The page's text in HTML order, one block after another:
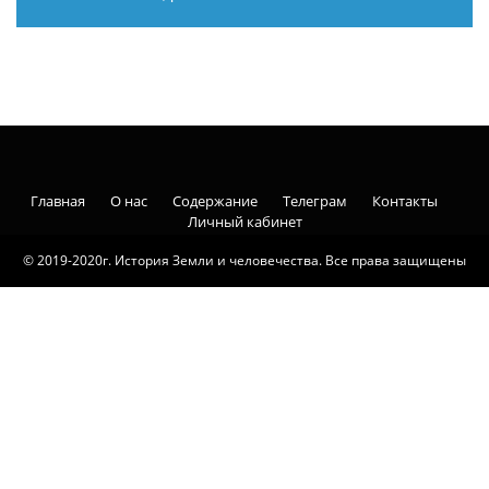
© 2019-2020г. История Земли и человечества. Все права защищены
Главная О нас Содержание Телеграм
Контакты
Личный кабинет